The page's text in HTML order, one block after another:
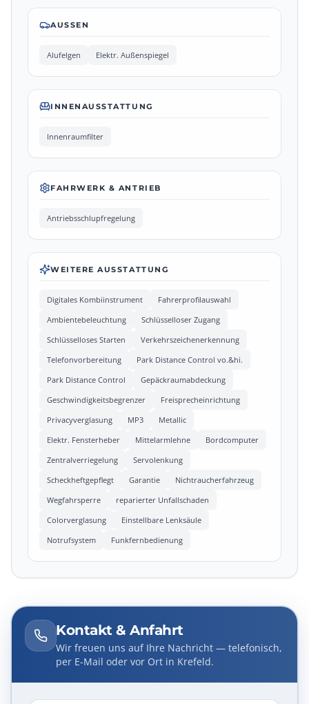
AUSSEN
Alufelgen Elektr. Außenspiegel
INNENAUSSTATTUNG
Innenraumfilter
FAHRWERK & ANTRIEB
Antriebsschlupfregelung
WEITERE AUSSTATTUNG
Digitales Kombiinstrument
Fahrerprofilauswahl
Ambientebeleuchtung
Schlüsselloser Zugang
Schlüsselloses Starten
Verkehrszeichenerkennung
Telefonvorbereitung
Park Distance Control vo.&hi.
Park Distance Control
Gepäckraumabdeckung
Geschwindigkeitsbegrenzer
Freisprecheinrichtung
Privacyverglasung
MP3
Metallic
Elektr. Fensterheber
Mittelarmlehne
Bordcomputer
Zentralverriegelung
Servolenkung
Scheckheftgepflegt
Garantie
Nichtraucherfahrzeug
Wegfahrsperre
reparierter Unfallschaden
Colorverglasung
Einstellbare Lenksäule
Notrufsystem
Funkfernbedienung
Kontakt & Anfahrt
Wir freuen uns auf Ihre Nachricht — telefonisch,
per E-Mail oder vor Ort in Krefeld.